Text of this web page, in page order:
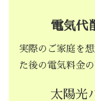
電気代
実際のご家庭を
た後の電気料金
太陽光